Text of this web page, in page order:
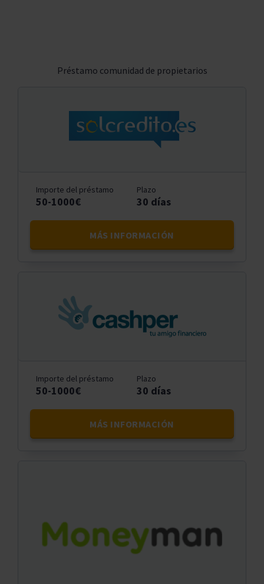
Préstamo comunidad de propietarios
Importe del préstamo
50-1000€
Plazo
30 días
MÁS INFORMACIÓN
Importe del préstamo
50-1000€
Plazo
30 días
MÁS INFORMACIÓN